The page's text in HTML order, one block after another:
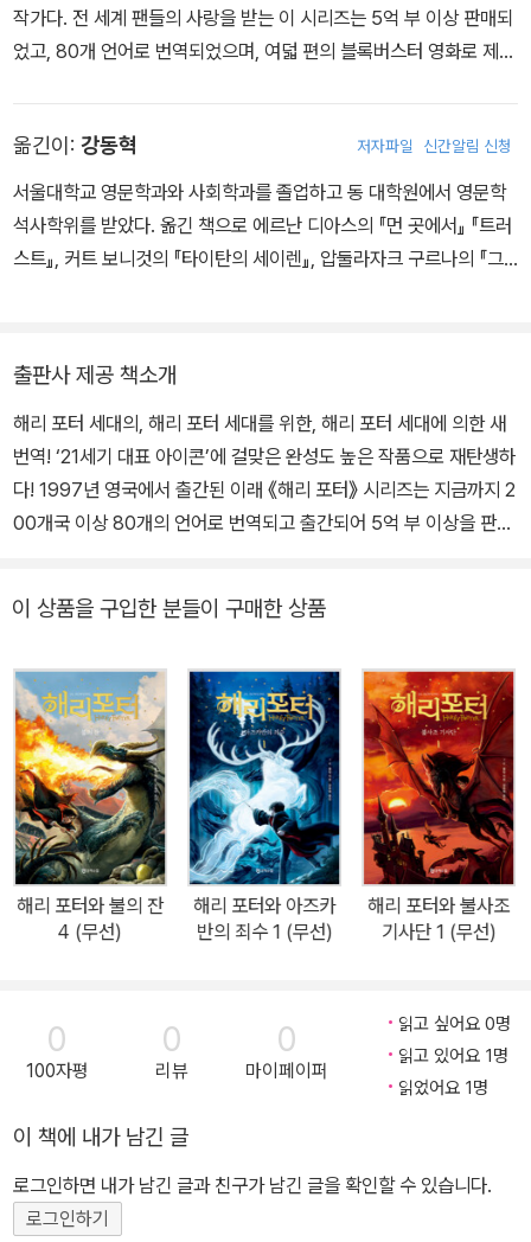
작가다. 전 세계 팬들의 사랑을 받는 이 시리즈는 5억 부 이상 판매되
었고, 80개 언어로 번역되었으며, 여덟 편의 블록버스터 영화로 제작
기》(루모스를 후원)를 썼고, 《신비한 동물 사전》을 기반으로 한 영화
시나리오를 집필했다. 또한 공동 집필한 연극 대본 《해리 포터와 저주
받은 아이》가 2016년 여름 런던 웨스트엔드에서 공연되기도 했다. 2
012년에는 J.K. 롤링의 온라인 기업인 포터모어가 출범하여 팬들이
동문학에 기여한 공로를 인정받아 대영제국 훈장(OBE), 프랑스 레
지옹 도뇌르 훈장, 안데르센상을 비롯한 수많은 상과 훈장을 받았다.
옮긴이: 강동혁 저자파일 신간알림 신청
서울대학교 영문학과와 사회학과를 졸업하고 동 대학원에서 영문학
석사학위를 받았다. 옮긴 책으로 에르난 디아스의 『먼 곳에서』 『트러
스트』, 커트 보니것의 『타이탄의 세이렌』, 압둘라자크 구르나의 『그
출판사 제공 책소개
해리 포터 세대의, 해리 포터 세대를 위한, 해리 포터 세대에 의한 새
번역! ‘21세기 대표 아이콘’에 걸맞은 완성도 높은 작품으로 재탄생하
다! 1997년 영국에서 출간된 이래 《해리 포터》 시리즈는 지금까지 2
00개국 이상 80개의 언어로 번역되고 출간되어 5억 부 이상을 판매
함없는 사랑을 받고 있다. 이 시리즈는 여덟 편의 영화로도 제작되어
간되고 테마 파크가 조성되는 등 놀라운 기현상을 빚어냈다. 뿐만 아
니라 《해리 포터》 시리즈에서 또 다른 작품들이 문화상품으로 파생되
어 지금도 꾸준히 독자들을 만나고 있다. ‘해리 포터’의 다음 세대인
자녀들의 이야기를 다룬 《해리 포터와 저주 받은 아이》는 시나리오로
출간된 이후 연극으로 만들어져 영국을 시작으로 미국, 호주, 독일, 캐
나다 등 세계 곳곳에서 열띤 호응을 얻으며 공연 중이고, 《해리 포터》
의 세계관이 확장된 《신비한 동물 사전》 시리즈는 계속해서 영화로
제작되고 있다. 이제 《해리 포터》는 소설이라는 단순한 문학 장르에
터》 시리즈는 지난 2019년에 새로운 번역을 선보인 버전이다. 7권
《해리 포터와 죽음의 성물》로 완간된 기존의 《해리 포터》 시리즈는
빈틈없는 소설적 구성과 생생한 캐릭터 그리고 마법 세계를 정교하게
갔다. 하지만 지금까지 출간된 책들은 J.K. 롤링이 펼쳐 나가는 판타
지 세계의 규모가 어느 정도이며 그 속에 어떠한 소설적 장치를 심어
놓았는지 알 수 없는 상태에서 번역 작업이 이루어졌다. 또한 1~7편
이 상품을 구입한 분들이 구매한 상품
해리 포터와 불의 잔
4 (무선)
해리 포터와 아즈카
반의 죄수 1 (무선)
해리 포터와 불사조
기사단 1 (무선)
0
100자평
0
리뷰
0
마이페이퍼
읽고 싶어요 0명
읽고 있어요 1명
읽었어요 1명
이 책에 내가 남긴 글
로그인하면 내가 남긴 글과 친구가 남긴 글을 확인할 수 있습니다.
로그인하기